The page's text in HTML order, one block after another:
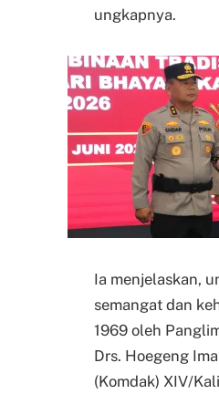
ungkapnya.
Ia menjelaskan,
semangat dan
1969 oleh
Drs. Hoegeng
(Komdak) XIV/